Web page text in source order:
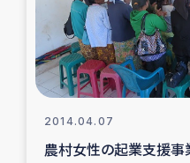
2014.04.07
農村女性の起業支援